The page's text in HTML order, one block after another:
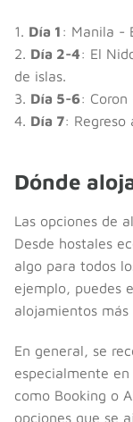
1. Día 1 : Manila -
2. Día 2-4: El
de islas.
3. Día 5-6:
4. Día 7: Regreso
Dónde
Las opciones de
Desde hostales
algo para todos
ejemplo, puedes
alojamientos más
En general, se
especialmente
como Booking o
opciones que se